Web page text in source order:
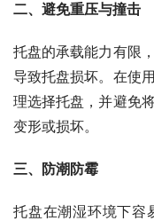
二、避免重压与撞击
托盘的承载能力有限
导致托盘损坏。在使
理选择托盘，并避免
变形或损坏。
三、防潮防霉
托盘在潮湿环境下容